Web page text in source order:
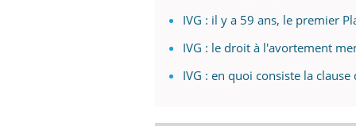
IVG : il y a 59 ans, le premier
IVG : le droit à l'avortement
IVG : en quoi consiste la
Eczéma Chronique des Mains : se
Youtube